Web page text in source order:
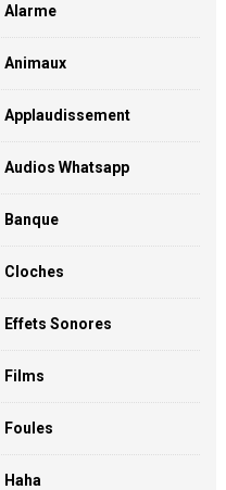
Alarme
Animaux
Applaudissement
Audios Whatsapp
Banque
Cloches
Effets Sonores
Films
Foules
Haha